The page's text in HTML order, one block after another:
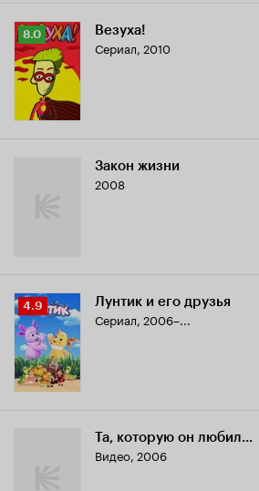
Рейтинг
Кинопоиска
8.0
8.0 Везуха!
Сериал, 2010
Закон жизни
2008
Рейтинг
Кинопоиска
4.9
4.9 Лунтик и его друзья
Сериал, 2006–...
Та, которую он любил...
Видео, 2006